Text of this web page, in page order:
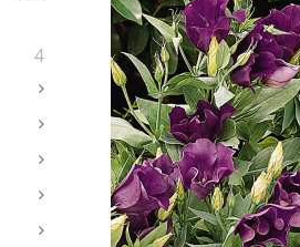
4